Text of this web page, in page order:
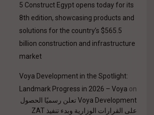
5 Construct Egypt opens today for its
8th edition, showcasing products and
solutions for the country’s $565.5
billion construction and infrastructure
market
Voya Development in the Spotlight:
Landmark Progress in 2026 – Voya on
Voya Development تعلن رسميًا الحصول
على القرارات الوزارية وبدء تنفيذ ZAT